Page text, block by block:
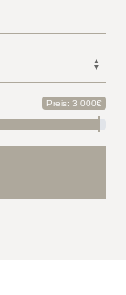
Preis: 3 000€